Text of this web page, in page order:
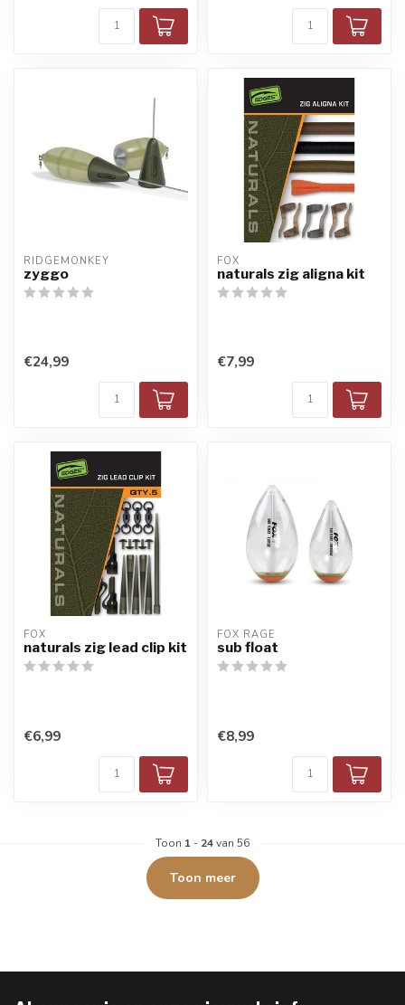
RIDGEMONKEY
zyggo
€24,99
FOX
naturals zig aligna kit
€7,99
FOX
naturals zig lead clip kit
€6,99
FOX RAGE
sub float
€8,99
Toon 1 - 24van 56
Toon meer